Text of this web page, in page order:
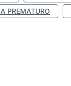
PREMATURO